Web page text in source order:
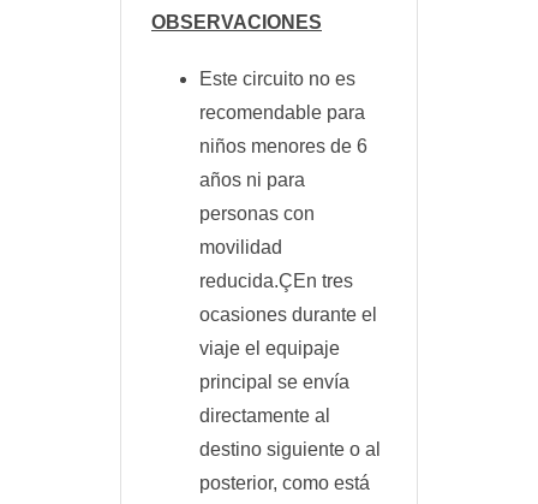
OBSERVACIONES
Este circuito no es
recomendable para
niños menores de 6
años ni para
personas con
movilidad
reducida.ÇEn tres
ocasiones durante el
viaje el equipaje
principal se envía
directamente al
destino siguiente o al
posterior, como está